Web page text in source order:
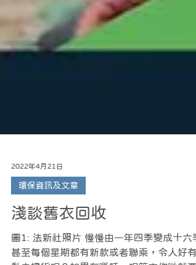
環保資訊及文章
淺談舊衣回收